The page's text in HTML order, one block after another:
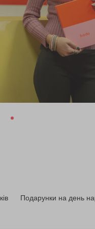
Подарунки на день